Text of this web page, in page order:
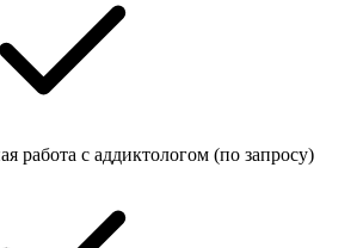
работа с аддиктологом (по запросу)